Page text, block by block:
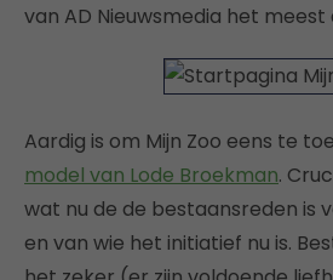
van AD Nieuwsmedia het
Aardig is om Mijn Zoo eens te
model van Lode Broekman.
wat nu de de bestaansreden is
en van wie het initiatief nu is.